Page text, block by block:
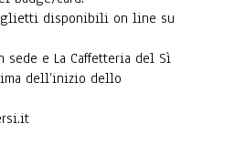
disponibili on line su
e La Caffetteria del Sì
dell’inizio dello